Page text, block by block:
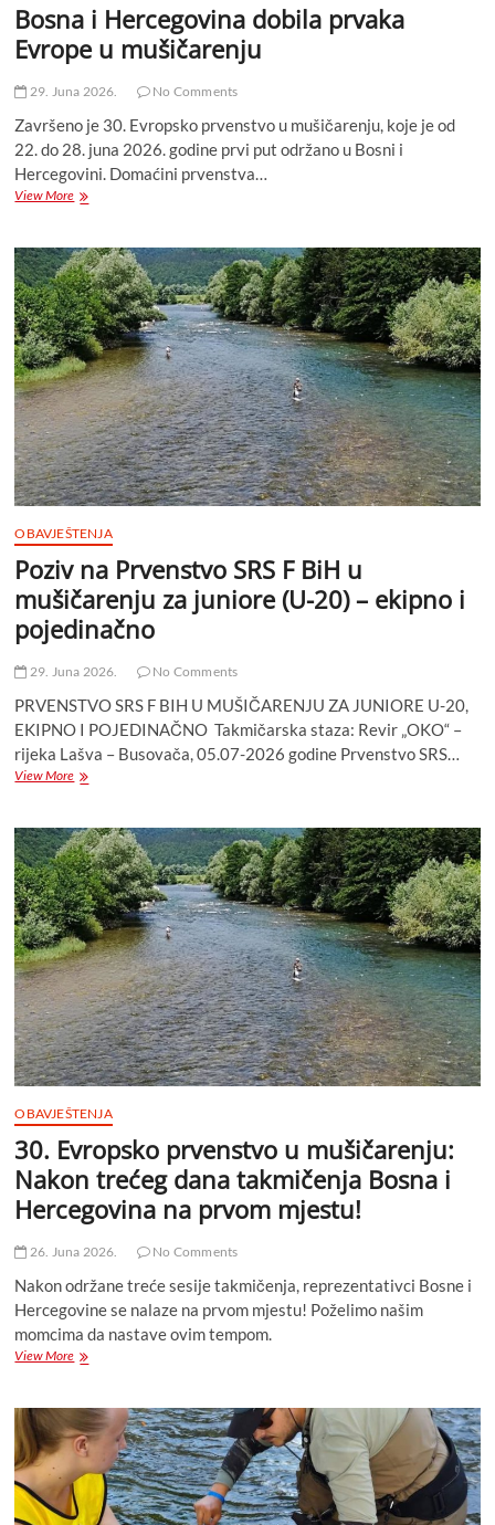
Bosna i Hercegovina dobila prvaka
Evrope u mušičarenju
29. Juna 2026. No Comments
Završeno je 30. Evropsko prvenstvo u mušičarenju, koje je od
22. do 28. juna 2026. godine prvi put održano u Bosni i
Hercegovini. Domaćini prvenstva…
View MoreBosna
dobila
prvaka
Evrope
u
mušičarenju
OBAVJEŠTENJA
Poziv na Prvenstvo SRS F BiH u
mušičarenju za juniore (U-20) – ekipno i
pojedinačno
29. Juna 2026. No Comments
PRVENSTVO SRS F BIH U MUŠIČARENJU ZA JUNIORE U-20,
EKIPNO I POJEDINAČNO Takmičarska staza: Revir „OKO“ –
rijeka Lašva – Busovača, 05.07-2026 godine Prvenstvo SRS…
View MorePoziv
SRS
F
BiH
u
mušičarenju
za
juniore
(U-
20)
–
ekipno
i
pojedinačno
OBAVJEŠTENJA
30. Evropsko prvenstvo u mušičarenju:
Nakon trećeg dana takmičenja Bosna i
Hercegovina na prvom mjestu!
26. Juna 2026. No Comments
Nakon održane treće sesije takmičenja, reprezentativci Bosne i
Hercegovine se nalaze na prvom mjestu! Poželimo našim
momcima da nastave ovim tempom.
View More30.
mušičarenju:
Nakon
trećeg
dana
takmičenja